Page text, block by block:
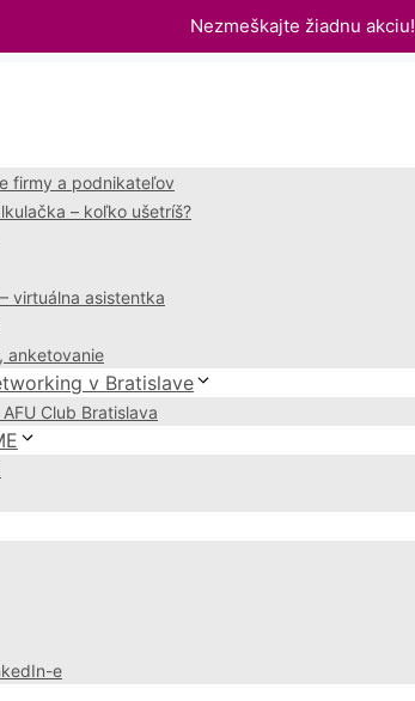
firmy a podnikateľov
– koľko ušetríš?
virtuálna asistentka
anketovanie
v Bratislave
Club Bratislava
e
Nezmeškajte žiadnu akciu!